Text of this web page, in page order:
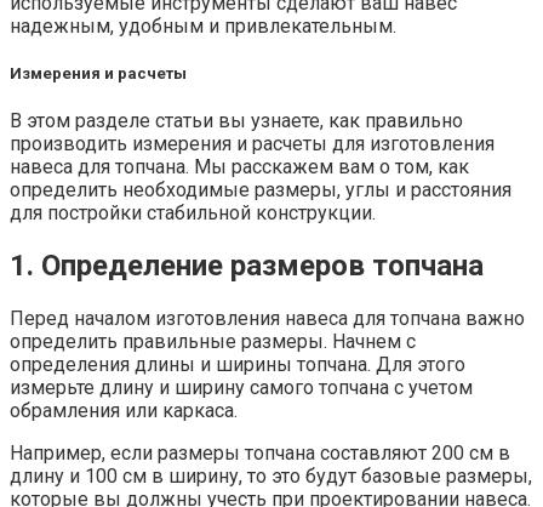
надежным, удобным и привлекательным.
Измерения и расчеты
В этом разделе статьи вы узнаете, как правильно
производить измерения и расчеты для изготовления
навеса для топчана. Мы расскажем вам о том, как
определить необходимые размеры, углы и расстояния
для постройки стабильной конструкции.
1. Определение размеров топчана
Перед началом изготовления навеса для топчана важно
определить правильные размеры. Начнем с
определения длины и ширины топчана. Для этого
измерьте длину и ширину самого топчана с учетом
обрамления или каркаса.
Например, если размеры топчана составляют 200 см в
длину и 100 см в ширину, то это будут базовые размеры,
которые вы должны учесть при проектировании навеса.